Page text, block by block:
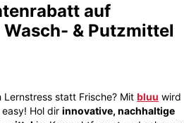
auf
& Putzmittel
Lernstress statt Frische? Mit bluu wird
Hol dir innovative, nachhaltige